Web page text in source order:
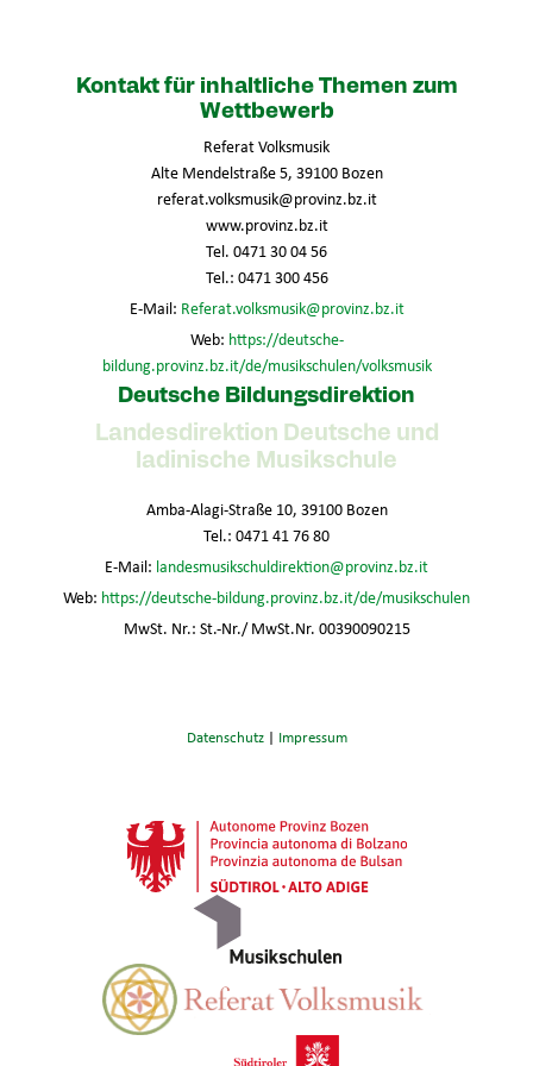
Kontakt für inhaltliche Themen zum
Wettbewerb
Referat Volksmusik
Alte Mendelstraße 5, 39100 Bozen
referat.volksmusik@provinz.bz.it
www.provinz.bz.it
Tel. 0471 30 04 56
Tel.: 0471 300 456
E-Mail: Referat.volksmusik@provinz.bz.it
Web: https://deutsche-
bildung.provinz.bz.it/de/musikschulen/volksmusik
Deutsche Bildungsdirektion
Landesdirektion Deutsche und
ladinische Musikschule
Amba-Alagi-Straße 10, 39100 Bozen
Tel.: 0471 41 76 80
E-Mail: landesmusikschuldirektion@provinz.bz.it
Web: https://deutsche-bildung.provinz.bz.it/de/musikschulen
MwSt. Nr.: St.-Nr./ MwSt.Nr. 00390090215
Datenschutz| Impressum